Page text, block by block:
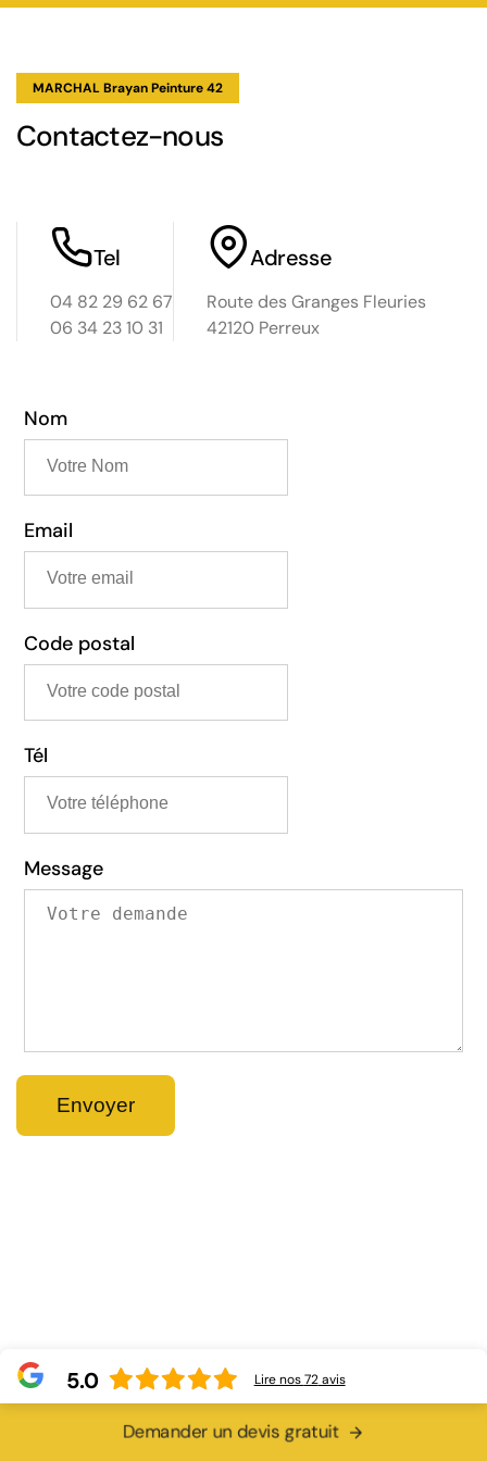
MARCHAL Brayan Peinture 42
Contactez-nous
Tel
04 82 29 62 67
06 34 23 10 31
Adresse
Route des Granges Fleuries
42120 Perreux
Nom
Email
Code postal
Tél
Message
Demander un devis gratuit
5.0 Lire nos72avis